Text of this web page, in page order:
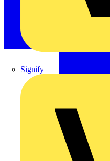
Signify